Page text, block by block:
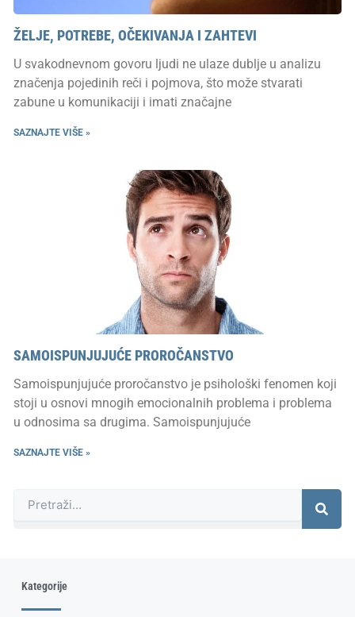
ŽELJE, POTREBE, OČEKIVANJA I ZAHTEVI
U svakodnevnom govoru ljudi ne ulaze dublje u analizu
značenja pojedinih reči i pojmova, što može stvarati
zabune u komunikaciji i imati značajne
SAZNAJTE VIŠE »
SAMOISPUNJUJUĆE PROROČANSTVO
Samoispunjujuće proročanstvo je psihološki fenomen koji
stoji u osnovi mnogih emocionalnih problema i problema
u odnosima sa drugima. Samoispunjujuće
SAZNAJTE VIŠE »
Kategorije